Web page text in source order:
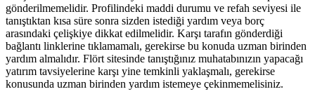
gönderilmemelidir. Profilindeki maddi durumu ve refah seviyesi ile
tanıştıktan kısa süre sonra sizden istediği yardım veya borç
arasındaki çelişkiye dikkat edilmelidir. Karşı tarafın gönderdiği
bağlantı linklerine tıklamamalı, gerekirse bu konuda uzman birinden
yardım almalıdır. Flört sitesinde tanıştığınız muhatabınızın yapacağı
yatırım tavsiyelerine karşı yine temkinli yaklaşmalı, gerekirse
konusunda uzman birinden yardım istemeye çekinmemelisiniz.